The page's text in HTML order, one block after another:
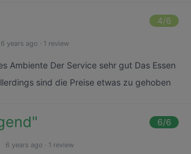
4/6
6 years ago · 1 review
Ambiente Der Service sehr gut Das Essen
sind die Preise etwas zu gehoben
" 6/6
6 years ago · 1 review